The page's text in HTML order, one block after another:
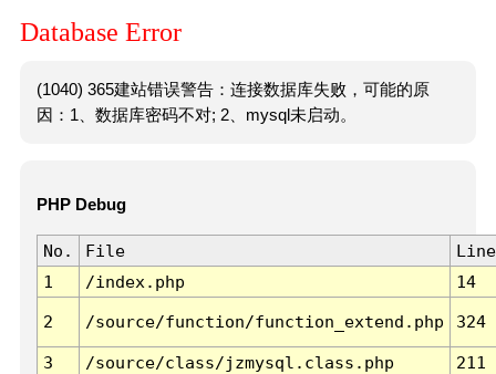
Database Error
(1040) 365建站错误警告：连接数据库失败，可能的原
因：1、数据库密码不对; 2、mysql未启动。
PHP Debug
No. File
Line
1
/index.php 14
2 /source/function/function_extend.php 324
3 /source/class/jzmysql.class.php
211